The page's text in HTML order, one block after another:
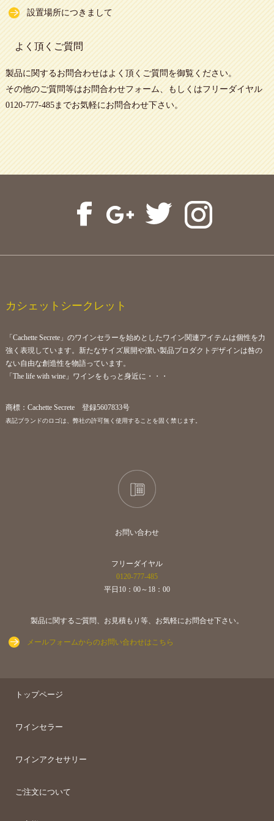
設置場所につきまして
よく頂くご質問
製品に関するお問合わせはよく頂くご質問 を御覧ください。
その他のご質問等はお問合わせフォーム、もしくはフリーダイヤル
0120-777-485までお気軽にお問合わせ下さい。
カシェットシークレット
「Cachette Secrete」のワインセラーを始めとしたワイン関連アイテムは個性を力
強く表現しています。新たなサイズ展開や潔い製品プロダクトデザインは咎の
ない自由な創造性を物語っています。
「The life with wine」ワインをもっと身近に・・・
商標：Cachette Secrete 登録5607833号
表記ブランドのロゴは、弊社の許可無く使用することを固く禁じます。
お問い合わせ
フリーダイヤル
0120-777-485
平日10：00～18：00
製品に関するご質問、お見積もり等、お気軽にお問合せ下さい。
メールフォームからのお問い合わせはこちら
トップページ
ワインセラー
ワインアクセサリー
ご注文について